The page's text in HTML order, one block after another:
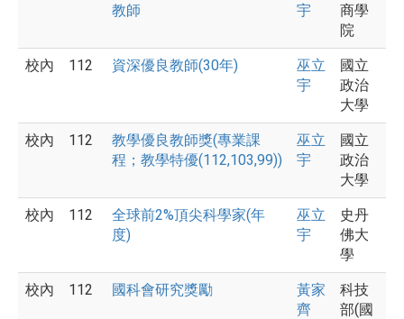
教師
宇
商學
院
校內 112 資深優良教師(30年)
巫立
宇
國立
政治
大學
校內 112
教學優良教師獎(專業課
程；教學特優(112,103,99))
巫立
宇
國立
政治
大學
校內 112
全球前2%頂尖科學家(年
度)
巫立
宇
史丹
佛大
學
校內 112 國科會研究獎勵
黃家
齊
科技
部(國